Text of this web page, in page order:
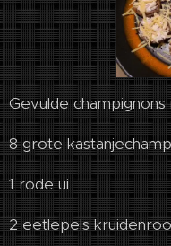
Gevulde
8 grote
1 rode ui
2 eetlepels